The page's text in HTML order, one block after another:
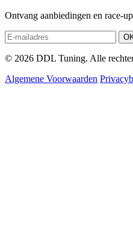
Ontvang aanbiedingen en race-
© 2026 DDL Tuning. Alle
Algemene Voorwaarden